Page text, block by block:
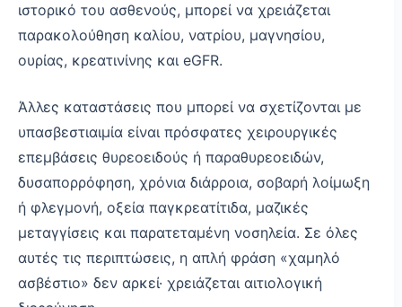
ιστορικό του ασθενούς, μπορεί να χρειάζεται
παρακολούθηση καλίου, νατρίου, μαγνησίου,
ουρίας, κρεατινίνης και eGFR.
Άλλες καταστάσεις που μπορεί να σχετίζονται με
υπασβεστιαιμία είναι πρόσφατες χειρουργικές
επεμβάσεις θυρεοειδούς ή παραθυρεοειδών,
δυσαπορρόφηση, χρόνια διάρροια, σοβαρή λοίμωξη
ή φλεγμονή, οξεία παγκρεατίτιδα, μαζικές
μεταγγίσεις και παρατεταμένη νοσηλεία. Σε όλες
αυτές τις περιπτώσεις, η απλή φράση «χαμηλό
ασβέστιο» δεν αρκεί· χρειάζεται αιτιολογική